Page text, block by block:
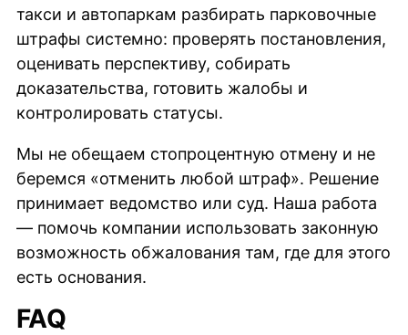
такси и автопаркам разбирать парковочные
штрафы системно: проверять постановления,
оценивать перспективу, собирать
доказательства, готовить жалобы и
контролировать статусы.
Мы не обещаем стопроцентную отмену и не
беремся «отменить любой штраф». Решение
принимает ведомство или суд. Наша работа
— помочь компании использовать законную
возможность обжалования там, где для этого
есть основания.
FAQ